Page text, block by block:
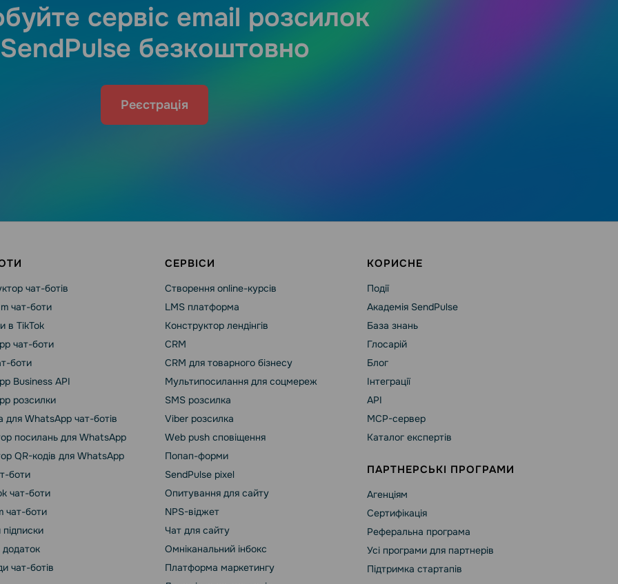
сервіс email розсилок
SendPulse безкоштовно
Реєстрація
чат-ботів
чат-боти
в TikTok
чат-боти
боти
Business API
розсилки
для WhatsApp чат-ботів
посилань для WhatsApp
QR-кодів для WhatsApp
боти
чат-боти
чат-боти
чат-ботів
СЕРВІСИ
Створення online-курсів
LMS платформа
Конструктор лендінгів
CRM
CRM для товарного бізнесу
Мультипосилання для соцмереж
SMS розсилка
Viber розсилка
Web push сповіщення
Попап-форми
SendPulse pixel
Опитування для сайту
NPS-віджет
Чат для сайту
Омніканальний інбокс
Платформа маркетингу
КОРИСНЕ
Події
Академія SendPulse
База знань
Глосарій
Блог
Інтеграції
API
MCP-сервер
Каталог експертів
ПАРТНЕРСЬКІ ПРОГРАМИ
Агенціям
Сертифікація
Реферальна програма
Усі програми для партнерів
Підтримка стартапів